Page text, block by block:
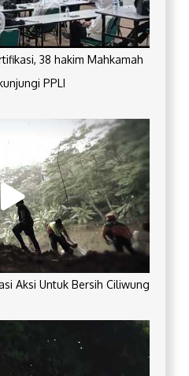
38 hakim Mahkamah
PPLI
Aksi Untuk Bersih Ciliwung